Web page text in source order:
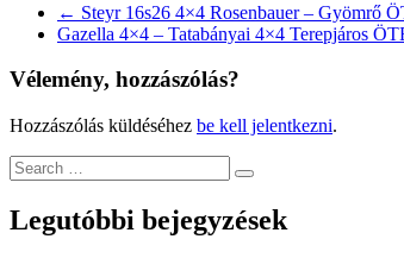
← Steyr 16s26 4×4 Rosenbauer – Gyömrő
Gazella 4×4 – Tatabányai 4×4 Terepjáros
Vélemény, hozzászólás?
Hozzászólás küldéséhez be kell jelentkezni.
Legutóbbi bejegyzések